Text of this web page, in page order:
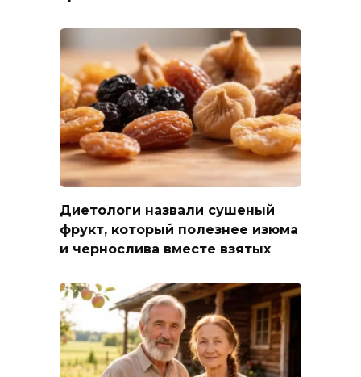
Диетологи назвали сушеный
фрукт, который полезнее изюма
и чернослива вместе взятых